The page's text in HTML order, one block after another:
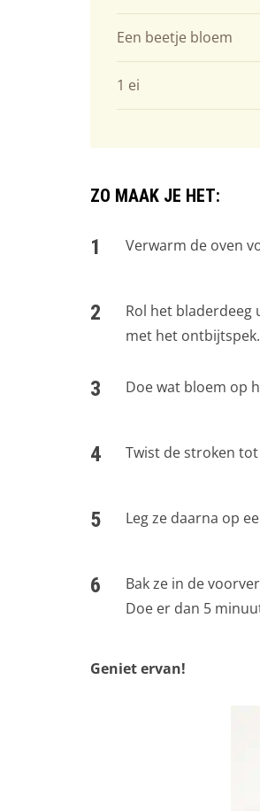
Een beetje bloem
1 ei
ZO MAAK JE HET:
Verwarm de oven
Rol het bladerdeeg
met het ontbijtspek.
Doe wat bloem op
Twist de stroken
Leg ze daarna op
Bak ze in de
Doe er dan 5
Geniet ervan!